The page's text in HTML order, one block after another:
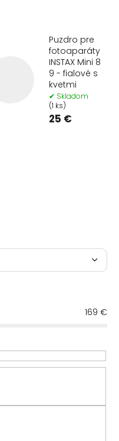
Puzdro pre
fotoaparáty
INSTAX Mini 8
9 - fialové s
kvetmi
✔ Skladom
(1 ks)
25 €
169 €